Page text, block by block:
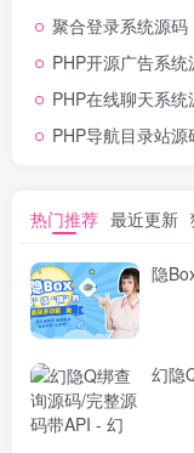
聚合登录系统源码
PHP开源广告系
PHP在线聊天系
PHP导航目录站
热门推荐 最近更新
隐
幻隐